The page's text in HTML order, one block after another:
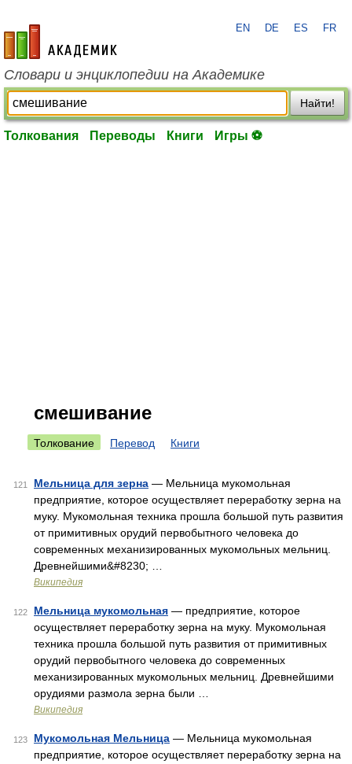
academic.ru
EN DE ES FR
Словари и энциклопедии на Академике
Найти!
Толкования Переводы Книги Игры ⚽
смешивание
Толкование Перевод Книги
121 Мельница для зерна — Мельница мукомольная
предприятие, которое осуществляет переработку зерна на
муку. Мукомольная техника прошла большой путь развития
от примитивных орудий первобытного человека до
современных механизированных мукомольных мельниц.
Древнейшими&#8230; …
Википедия
122 Мельница мукомольная — предприятие, которое
осуществляет переработку зерна на муку. Мукомольная
техника прошла большой путь развития от примитивных
орудий первобытного человека до современных
механизированных мукомольных мельниц. Древнейшими
орудиями размола зерна были …
Википедия
123 Мукомольная Мельница — Мельница мукомольная
предприятие, которое осуществляет переработку зерна на